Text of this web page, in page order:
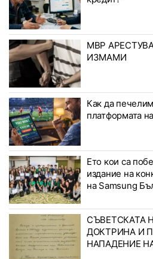
МВР
ИЗМАМИ
Как да
платформата
Ето кои са
издание на
на Samsung
СЪВЕТСКАТА
ДОКТРИНА И
НАПАДЕНИЕ